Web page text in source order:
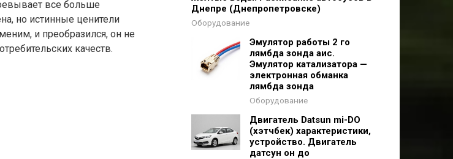
все больше
но истинные ценители
и преобразился, он не
качеств.
Днепре (Днепропетровске)
Оборудование
Эмулятор работы 2 го
лямбда зонда аис.
Эмулятор катализатора —
электронная обманка
лямбда зонда
Оборудование
Двигатель Datsun mi-DO
(хэтчбек) характеристики,
устройство. Двигатель
датсун он до